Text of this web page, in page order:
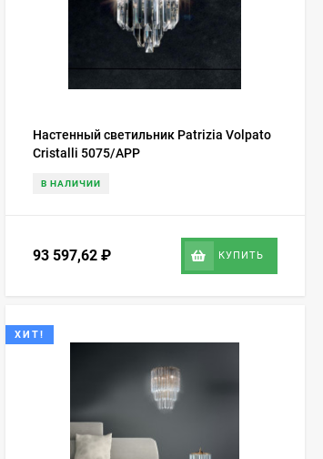
Настенный светильник Patrizia Volpato
Cristalli 5075/APP
В НАЛИЧИИ
93 597,62 ₽ КУПИТЬ
ХИТ!